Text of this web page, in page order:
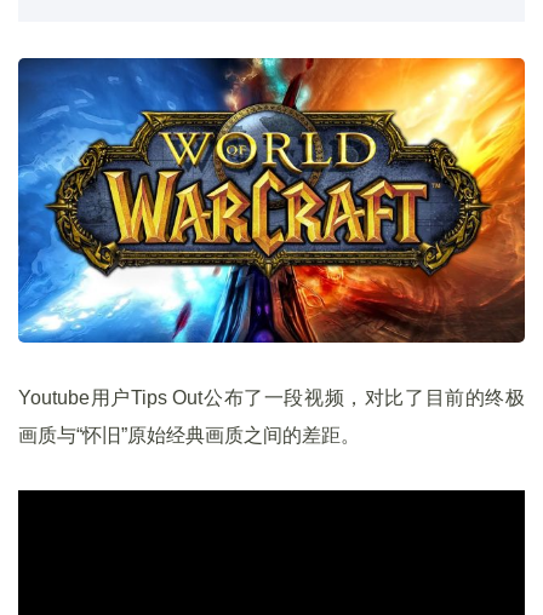
Youtube用户Tips Out公布了一段视频，对比了目前的终极
画质与“怀旧”原始经典画质之间的差距。